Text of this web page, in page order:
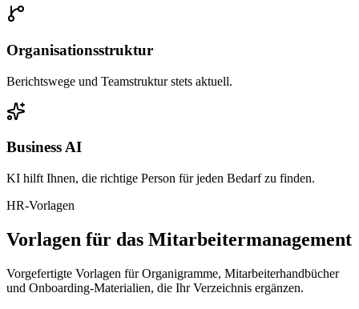
Organisationsstruktur
Berichtswege und Teamstruktur stets aktuell.
Business AI
KI hilft Ihnen, die richtige Person für jeden Bedarf zu finden.
HR-Vorlagen
Vorlagen für das Mitarbeitermanagement
Vorgefertigte Vorlagen für Organigramme, Mitarbeiterhandbücher
und Onboarding-Materialien, die Ihr Verzeichnis ergänzen.